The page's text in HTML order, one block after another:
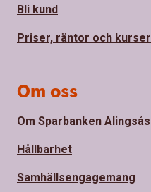
Bli kund
Priser, räntor och kurser
Om oss
Om Sparbanken Alingsås
Hållbarhet
Samhällsengagemang